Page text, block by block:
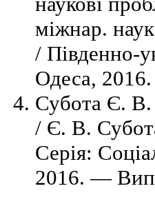
міжнар.
/ Південно-
Одеса,
Субота Є. В.
/ Є. В.
Серія:
2016. —